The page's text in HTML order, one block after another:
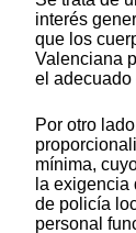
interés
que los
Valenciana
el adecuado
Por otro
mínima,
la exigencia
de policía
personal